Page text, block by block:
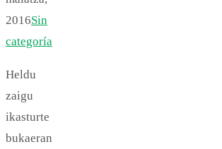
2016Sin
categoría
Heldu
zaigu
ikasturte
bukaeran